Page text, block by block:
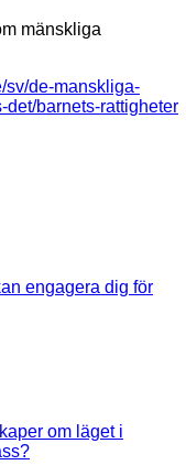
mänskliga
sv/de-manskliga-
det/barnets-rattigheter
engagera dig för
om läget i